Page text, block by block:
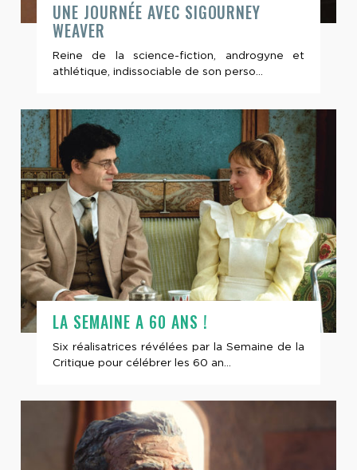
UNE JOURNÉE AVEC SIGOURNEY
WEAVER
Reine de la science-fiction, androgyne et
athlétique, indissociable de son perso...
LA SEMAINE A 60 ANS !
Six réalisatrices révélées par la Semaine de la
Critique pour célébrer les 60 an...